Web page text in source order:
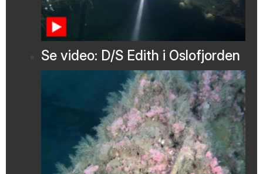
Se video: D/S Edith i Oslofjorden